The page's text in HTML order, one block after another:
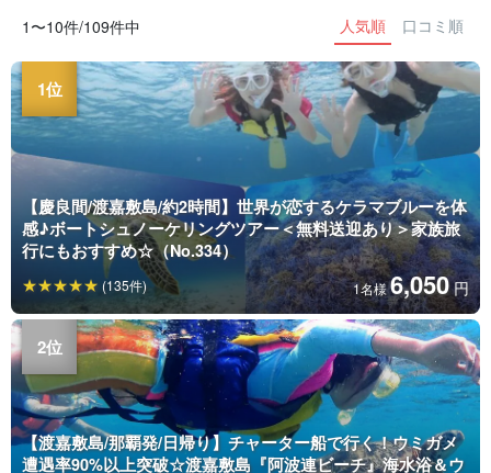
1〜10件/109件中 人気順 口コミ順
【慶良間/渡嘉敷島/約2時間】世界が恋するケラマブルーを体
感♪ボートシュノーケリングツアー＜無料送迎あり＞家族旅
行にもおすすめ☆（No.334）
1名様6,050 円
(135件)
【渡嘉敷島/那覇発/日帰り】チャーター船で行く！ウミガメ
遭遇率90%以上突破☆渡嘉敷島『阿波連ビーチ』海水浴＆ウ